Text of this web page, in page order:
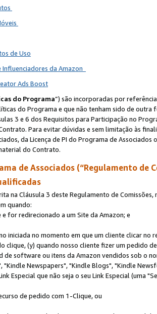
de Uso
da Amazon
Ads Boost
do Programa”) são incorporadas por
do Programa e que não tenham sido de
3 e 6 dos Requisitos para Participação no
Para evitar dúvidas e sem limitação às
da Licença de PI do Programa de
do Contrato.
de Associados (“Regulamento de
na Cláusula 3 deste Regulamento de Comissões,
quando:
e for redirecionado a um Site da Amazon; e
iniciada no momento em que um cliente clicar
clique, (y) quando nosso cliente fizer um pedido
software ou itens da Amazon vendidos sob o
"Kindle Newspapers", "Kindle Blogs", "Kindle
Especial que não seja o seu Link Especial (uma
de pedido com 1-Clique, ou